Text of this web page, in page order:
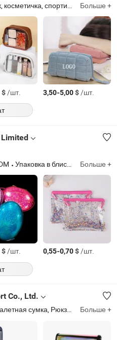
спортивная сумка Больше +
$/шт. 3,50-5,00$/шт.
Limited
Упаковка в блистерах, блистерные коробки, упаковочная коробка, пластиковая упаковка, блистерный поддон, пластиковый цилиндр, пластиковая коробка для обуви, электронные термоформованные упаковочные изделия, упаковка для продуктов питания в блистерах Больше +
$/шт. 0,55-0,70$/шт.
Co., Ltd.
для хранения, Сумка для обеда/Холодильная сумка, Водонепроницаемая сумка, Сумка на пояс/Сумка на грудь, Messenger bag/Сумка через плечо Больше +